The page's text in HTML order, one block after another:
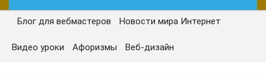
ГЛАВНАЯ
СЕГОДНЯ
Блог для вебмастеров Новости мира Интернет
Видео уроки Афоризмы Веб-дизайн